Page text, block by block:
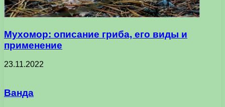
Мухомор: описание гриба, его виды и
применение
23.11.2022
Ванда